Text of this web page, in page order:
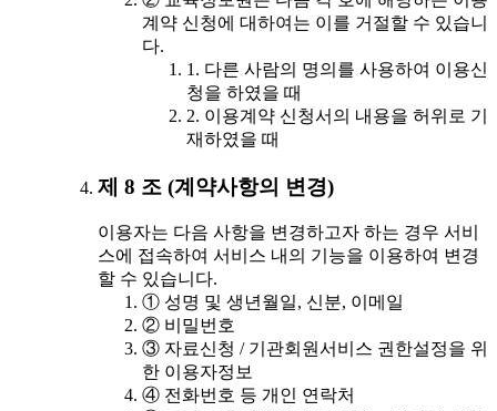
계약 신청에 대하여는 이를 거절할 수 있습니
다.
1. 다른 사람의 명의를 사용하여 이용신
청을 하였을 때
2. 이용계약 신청서의 내용을 허위로 기
재하였을 때
제 8 조 (계약사항의 변경)
이용자는 다음 사항을 변경하고자 하는 경우 서비
스에 접속하여 서비스 내의 기능을 이용하여 변경
할 수 있습니다.
① 성명 및 생년월일, 신분, 이메일
② 비밀번호
③ 자료신청 / 기관회원서비스 권한설정을 위
한 이용자정보
④ 전화번호 등 개인 연락처